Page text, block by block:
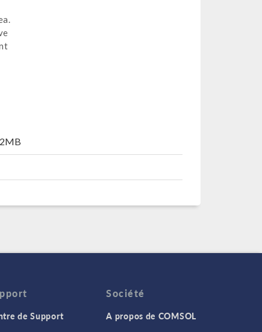
de Support
Société
A propos de COMSOL